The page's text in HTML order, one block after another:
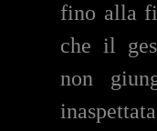
fino alla
che il
non